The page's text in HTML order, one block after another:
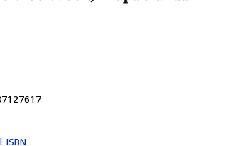
ISBN